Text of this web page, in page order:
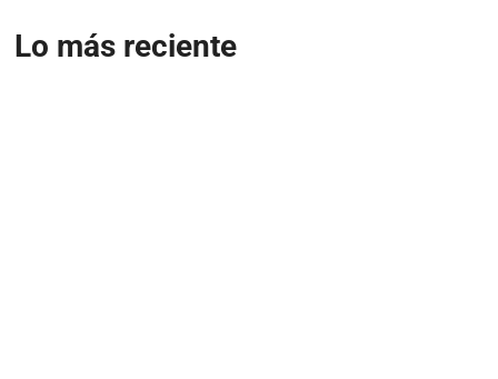
Lo más reciente